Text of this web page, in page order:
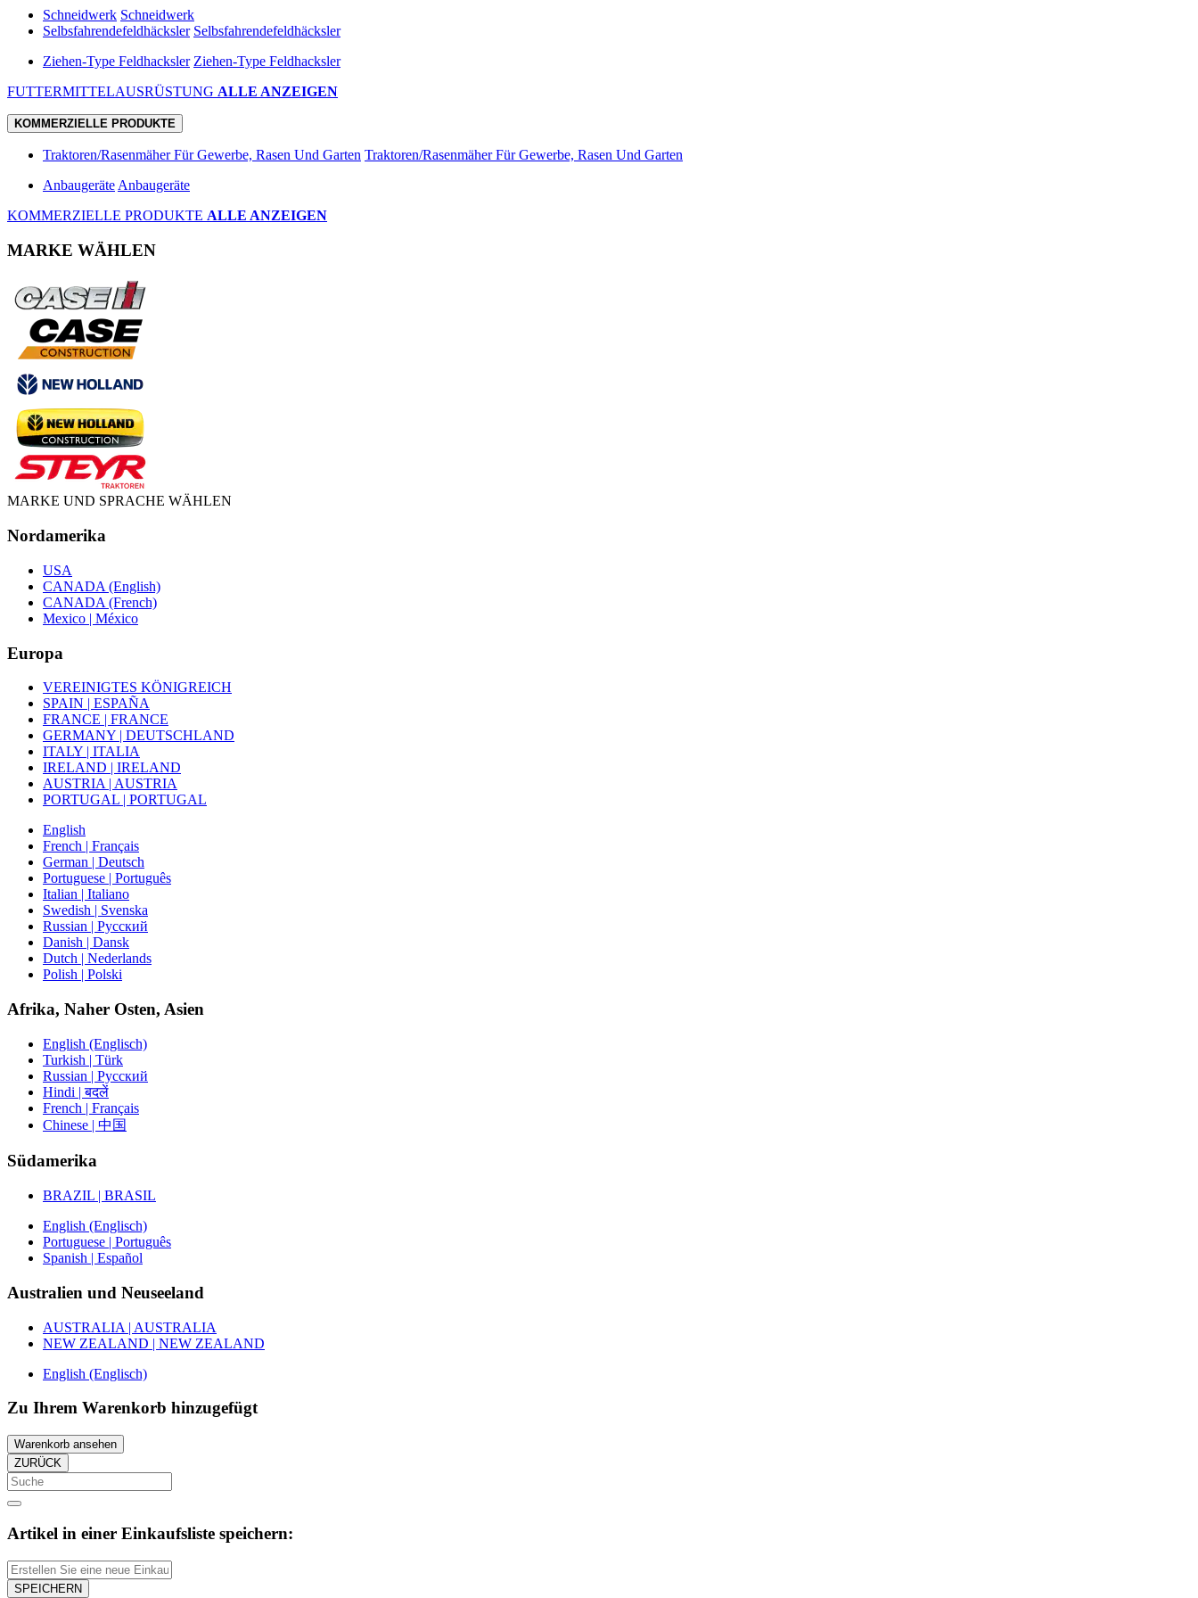
Schneidwerk Schneidwerk
Selbsfahrendefeldhäcksler Selbsfahrendefeldhäcksler
Ziehen-Type Feldhacksler Ziehen-Type Feldhacksler
FUTTERMITTELAUSRÜSTUNG ALLE ANZEIGEN
KOMMERZIELLE PRODUKTE
Traktoren/Rasenmäher Für Gewerbe, Rasen Und Garten Traktoren/Rasenmäher Für Gewerbe, Rasen Und Garten
Anbaugeräte Anbaugeräte
KOMMERZIELLE PRODUKTE ALLE ANZEIGEN
MARKE WÄHLEN
MARKE UND SPRACHE WÄHLEN
Nordamerika
USA
CANADA (English)
CANADA (French)
Mexico | México
Europa
VEREINIGTES KÖNIGREICH
SPAIN | ESPAÑA
FRANCE | FRANCE
GERMANY | DEUTSCHLAND
ITALY | ITALIA
IRELAND | IRELAND
AUSTRIA | AUSTRIA
PORTUGAL | PORTUGAL
English
French | Français
German | Deutsch
Portuguese | Português
Italian | Italiano
Swedish | Svenska
Russian | Русский
Danish | Dansk
Dutch | Nederlands
Polish | Polski
Afrika, Naher Osten, Asien
English (Englisch)
Turkish | Türk
Russian | Русский
Hindi | बदलें
French | Français
Chinese | 中国
Südamerika
BRAZIL | BRASIL
English (Englisch)
Portuguese | Português
Spanish | Español
Australien und Neuseeland
AUSTRALIA | AUSTRALIA
NEW ZEALAND | NEW ZEALAND
English (Englisch)
Zu Ihrem Warenkorb hinzugefügt
Warenkorb ansehen
ZURÜCK
Artikel in einer Einkaufsliste speichern:
SPEICHERN